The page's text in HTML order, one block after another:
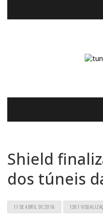
Shield
dos túneis
11 DE ABRIL DE 2016 1361